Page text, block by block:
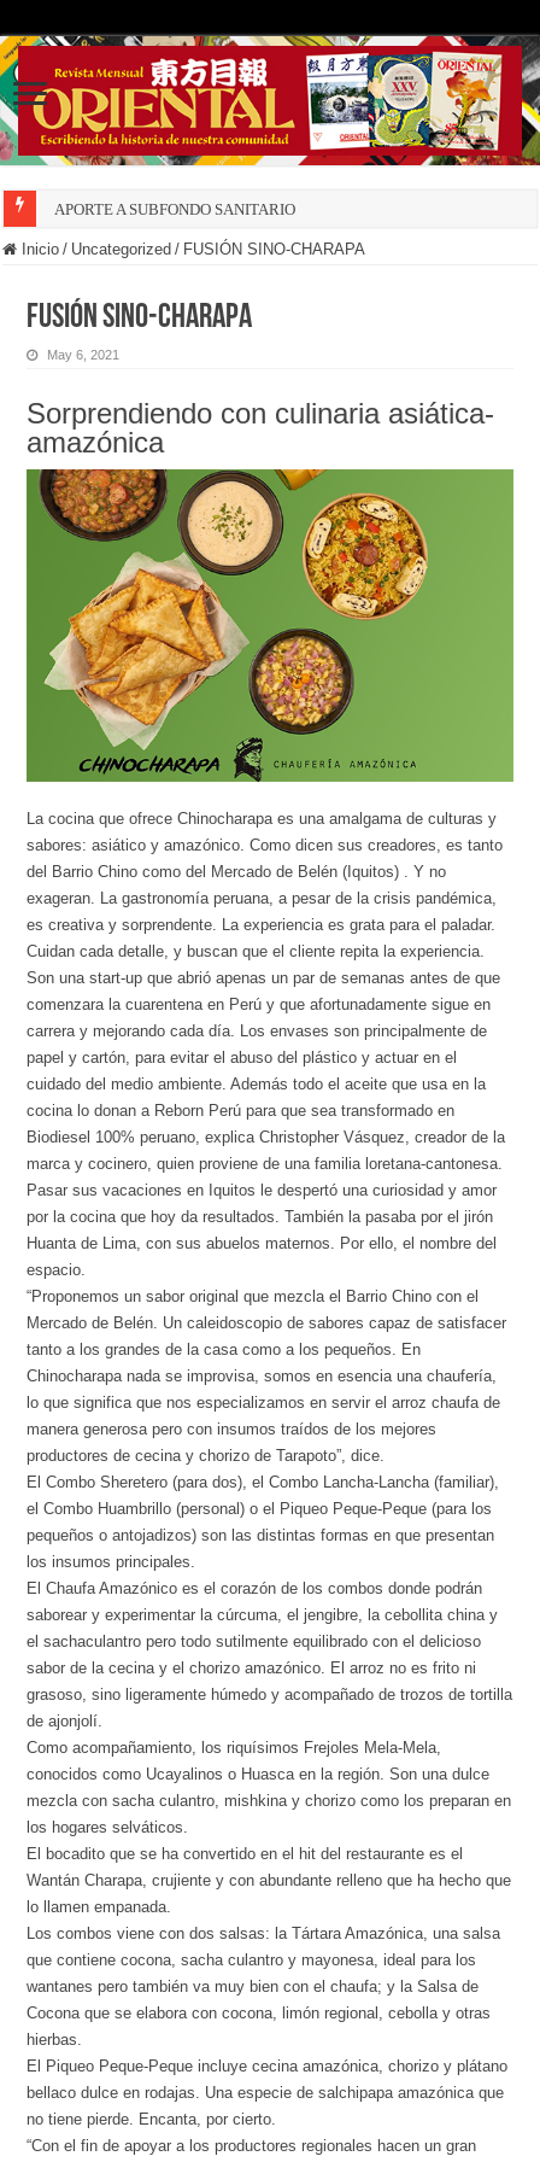
APORTE A SUBFONDO SANITARIO
Inicio / Uncategorized / FUSIÓN SINO-CHARAPA
FUSIÓN SINO-CHARAPA
May 6, 2021
Sorprendiendo con culinaria asiática-
amazónica
La cocina que ofrece Chinocharapa es una amalgama de culturas y
sabores: asiático y amazónico. Como dicen sus creadores, es tanto
del Barrio Chino como del Mercado de Belén (Iquitos) . Y no
exageran. La gastronomía peruana, a pesar de la crisis pandémica,
es creativa y sorprendente. La experiencia es grata para el paladar.
Cuidan cada detalle, y buscan que el cliente repita la experiencia.
Son una start-up que abrió apenas un par de semanas antes de que
comenzara la cuarentena en Perú y que afortunadamente sigue en
carrera y mejorando cada día. Los envases son principalmente de
papel y cartón, para evitar el abuso del plástico y actuar en el
cuidado del medio ambiente. Además todo el aceite que usa en la
cocina lo donan a Reborn Perú para que sea transformado en
Biodiesel 100% peruano, explica Christopher Vásquez, creador de la
marca y cocinero, quien proviene de una familia loretana-cantonesa.
Pasar sus vacaciones en Iquitos le despertó una curiosidad y amor
por la cocina que hoy da resultados. También la pasaba por el jirón
Huanta de Lima, con sus abuelos maternos. Por ello, el nombre del
espacio.
“Proponemos un sabor original que mezcla el Barrio Chino con el
Mercado de Belén. Un caleidoscopio de sabores capaz de satisfacer
tanto a los grandes de la casa como a los pequeños. En
Chinocharapa nada se improvisa, somos en esencia una chaufería,
lo que significa que nos especializamos en servir el arroz chaufa de
manera generosa pero con insumos traídos de los mejores
productores de cecina y chorizo de Tarapoto”, dice.
El Combo Sheretero (para dos), el Combo Lancha-Lancha (familiar),
el Combo Huambrillo (personal) o el Piqueo Peque-Peque (para los
pequeños o antojadizos) son las distintas formas en que presentan
los insumos principales.
El Chaufa Amazónico es el corazón de los combos donde podrán
saborear y experimentar la cúrcuma, el jengibre, la cebollita china y
el sachaculantro pero todo sutilmente equilibrado con el delicioso
sabor de la cecina y el chorizo amazónico. El arroz no es frito ni
grasoso, sino ligeramente húmedo y acompañado de trozos de tortilla
de ajonjolí.
Como acompañamiento, los riquísimos Frejoles Mela-Mela,
conocidos como Ucayalinos o Huasca en la región. Son una dulce
mezcla con sacha culantro, mishkina y chorizo como los preparan en
los hogares selváticos.
El bocadito que se ha convertido en el hit del restaurante es el
Wantán Charapa, crujiente y con abundante relleno que ha hecho que
lo llamen empanada.
Los combos viene con dos salsas: la Tártara Amazónica, una salsa
que contiene cocona, sacha culantro y mayonesa, ideal para los
wantanes pero también va muy bien con el chaufa; y la Salsa de
Cocona que se elabora con cocona, limón regional, cebolla y otras
hierbas.
El Piqueo Peque-Peque incluye cecina amazónica, chorizo y plátano
bellaco dulce en rodajas. Una especie de salchipapa amazónica que
no tiene pierde. Encanta, por cierto.
“Con el fin de apoyar a los productores regionales hacen un gran